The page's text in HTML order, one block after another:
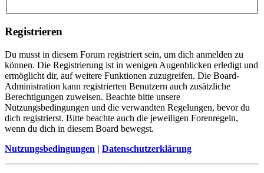
Registrieren
Du musst in diesem Forum registriert sein, um dich anmelden zu
können. Die Registrierung ist in wenigen Augenblicken erledigt und
ermöglicht dir, auf weitere Funktionen zuzugreifen. Die Board-
Administration kann registrierten Benutzern auch zusätzliche
Berechtigungen zuweisen. Beachte bitte unsere
Nutzungsbedingungen und die verwandten Regelungen, bevor du
dich registrierst. Bitte beachte auch die jeweiligen Forenregeln,
wenn du dich in diesem Board bewegst.
Nutzungsbedingungen | Datenschutzerklärung